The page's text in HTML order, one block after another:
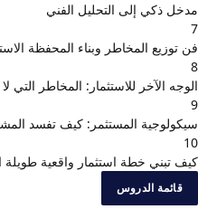
مدخل ذكي إلى التحليل الفني
7
فن توزيع المخاطر وبناء المحفظة
8
الوجه الآخر للاستثمار: المخاطر التي
9
سيكولوجية المستثمر: كيف تفسد
10
كيف تبني خطة استثمار واقعية طويلة
قائمة الدروس